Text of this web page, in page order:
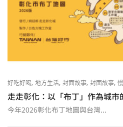
好吃好喝, 地方生活, 封面故事, 封面故事,
走走彰化：以「布丁」作為城市
今年2026彰化布丁地圖與台灣...